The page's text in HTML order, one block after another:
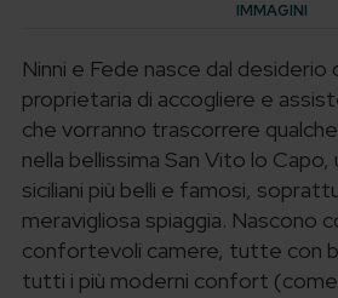
IMMAGINI
Ninni e Fede nasce dal desiderio
proprietaria di accogliere e
che vorranno trascorrere
nella bellissima San Vito lo Capo,
siciliani più belli e famosi,
meravigliosa spiaggia. Nascono
confortevoli camere, tutte con
tutti i più moderni confort (come